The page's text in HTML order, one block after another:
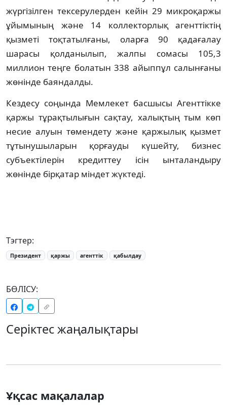
жүргізілген тексерулерден кейін 29 микроқаржы
ұйымының және 14 коллекторлық агенттіктің
қызметі тоқтатылғаны, оларға 90 қадағалау
шарасы қолданылып, жалпы сомасы 105,3
миллион теңге болатын 338 айыппұл салынғаны
жөнінде баяндалды.
Кездесу соңында Мемлекет басшысы Агенттікке
қаржы тұрақтылығын сақтау, халықтың тым көп
несие алуын төмендету және қаржылық қызмет
тұтынушыларын қорғауды күшейту, бизнес
субъектілерін кредиттеу ісін ынталандыру
жөнінде бірқатар міндет жүктеді.
Тэгтер:
Президент қаржы агенттік қабылдау
БӨЛІСУ:
Серіктес жаңалықтары
Ұқсас мақалалар